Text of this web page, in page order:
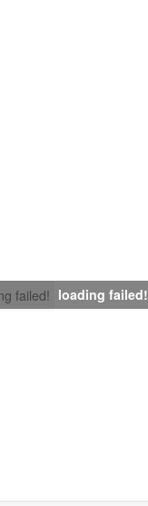
failed! loading failed!